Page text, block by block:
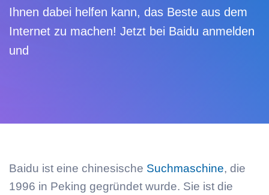
Forwarder Lookup
Ihnen dabei helfen kann, das Beste aus dem
Internet zu machen! Jetzt bei Baidu anmelden
und
Baidu ist eine chinesische Suchmaschine, die
1996 in Peking gegründet wurde. Sie ist die